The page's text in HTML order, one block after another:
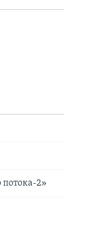
2»